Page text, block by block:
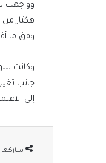
هكتار
وفق ما
جانب
إلى
شاركها